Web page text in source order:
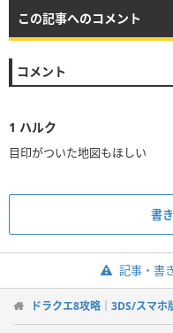
この記事へのコメント
コメント
1 ハルク
書
記事・書
ドラクエ8攻略｜3DS/スマホ